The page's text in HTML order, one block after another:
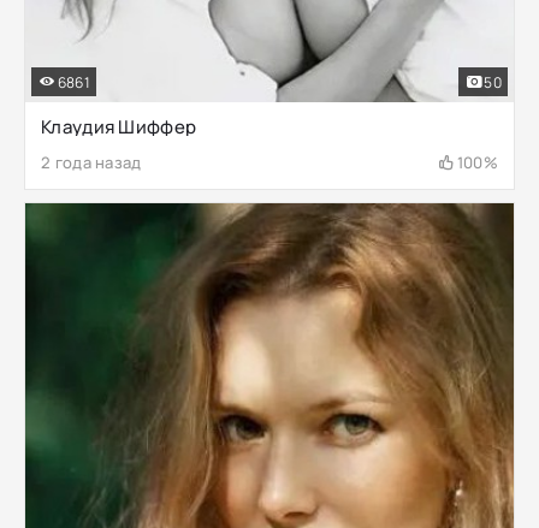
Клаудия Шиффер
2 года назад 100%
6861 50